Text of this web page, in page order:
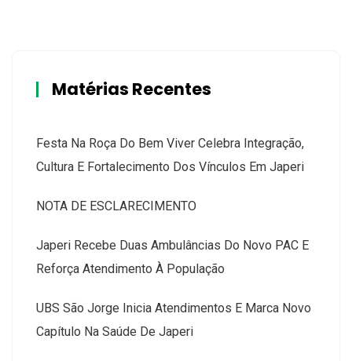
Matérias Recentes
Festa Na Roça Do Bem Viver Celebra Integração,
Cultura E Fortalecimento Dos Vínculos Em Japeri
NOTA DE ESCLARECIMENTO
Japeri Recebe Duas Ambulâncias Do Novo PAC E
Reforça Atendimento À População
UBS São Jorge Inicia Atendimentos E Marca Novo
Capítulo Na Saúde De Japeri